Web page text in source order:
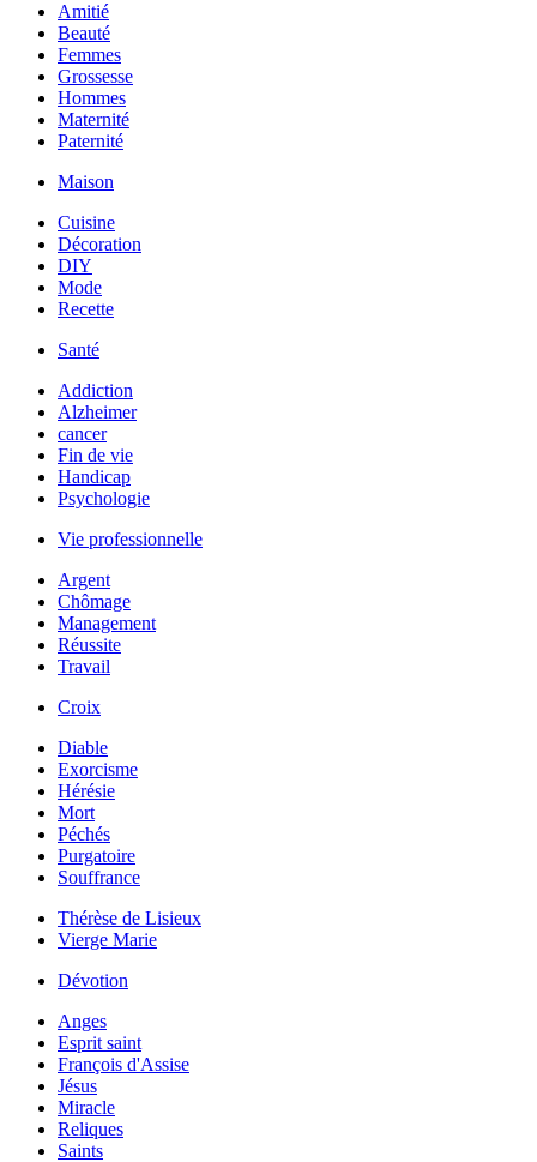
Amitié
Beauté
Femmes
Grossesse
Hommes
Maternité
Paternité
Maison
Cuisine
Décoration
DIY
Mode
Recette
Santé
Addiction
Alzheimer
cancer
Fin de vie
Handicap
Psychologie
Vie professionnelle
Argent
Chômage
Management
Réussite
Travail
Croix
Diable
Exorcisme
Hérésie
Mort
Péchés
Purgatoire
Souffrance
Thérèse de Lisieux
Vierge Marie
Dévotion
Anges
Esprit saint
François d'Assise
Jésus
Miracle
Reliques
Saints